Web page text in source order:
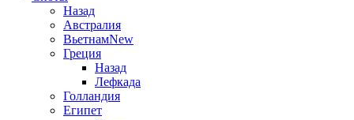
Назад
Австралия
ВьетнамNew
Греция
Назад
Лефкада
Голландия
Египет